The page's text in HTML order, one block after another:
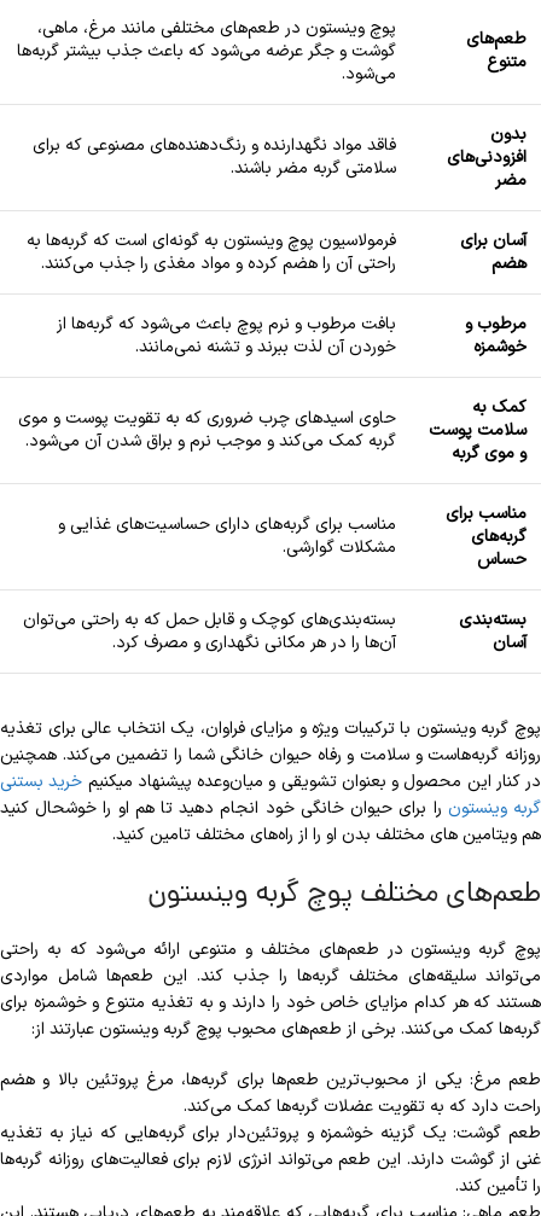
طعم‌های
متنوع
پوچ وینستون در طعم‌های مختلفی مانند مرغ، ماهی،
گوشت و جگر عرضه می‌شود که باعث جذب بیشتر گربه‌ها
می‌شود.
بدون
افزودنی‌های
مضر
فاقد مواد نگهدارنده و رنگ‌دهنده‌های مصنوعی که برای
سلامتی گربه مضر باشند.
آسان برای
هضم
فرمولاسیون پوچ وینستون به گونه‌ای است که گربه‌ها به
راحتی آن را هضم کرده و مواد مغذی را جذب می‌کنند.
مرطوب و
خوشمزه
بافت مرطوب و نرم پوچ باعث می‌شود که گربه‌ها از
خوردن آن لذت ببرند و تشنه نمی‌مانند.
کمک به
سلامت پوست
و موی گربه
حاوی اسیدهای چرب ضروری که به تقویت پوست و موی
گربه کمک می‌کند و موجب نرم و براق شدن آن می‌شود.
مناسب برای
گربه‌های
حساس
مناسب برای گربه‌های دارای حساسیت‌های غذایی و
مشکلات گوارشی.
بسته‌بندی
آسان
بسته‌بندی‌های کوچک و قابل حمل که به راحتی می‌توان
آن‌ها را در هر مکانی نگهداری و مصرف کرد.
پوچ گربه وینستون با ترکیبات ویژه و مزایای فراوان، یک انتخاب عالی برای تغذیه
روزانه گربه‌هاست و سلامت و رفاه حیوان خانگی شما را تضمین می‌کند. همچنین
در کنار این محصول و بعنوان تشویقی و میان‌وعده پیشنهاد میکنیم خرید بستنی
گربه وینستون را برای حیوان خانگی خود انجام دهید تا هم او را خوشحال کنید
هم ویتامین های مختلف بدن او را از راه‌های مختلف تامین کنید.
طعم‌های مختلف پوچ گربه وینستون
پوچ گربه وینستون در طعم‌های مختلف و متنوعی ارائه می‌شود که به راحتی
می‌تواند سلیقه‌های مختلف گربه‌ها را جذب کند. این طعم‌ها شامل مواردی
هستند که هر کدام مزایای خاص خود را دارند و به تغذیه متنوع و خوشمزه برای
گربه‌ها کمک می‌کنند. برخی از طعم‌های محبوب پوچ گربه وینستون عبارتند از:
طعم مرغ: یکی از محبوب‌ترین طعم‌ها برای گربه‌ها، مرغ پروتئین بالا و هضم
راحت دارد که به تقویت عضلات گربه‌ها کمک می‌کند.
طعم گوشت: یک گزینه خوشمزه و پروتئین‌دار برای گربه‌هایی که نیاز به تغذیه
غنی از گوشت دارند. این طعم می‌تواند انرژی لازم برای فعالیت‌های روزانه گربه‌ها
را تأمین کند.